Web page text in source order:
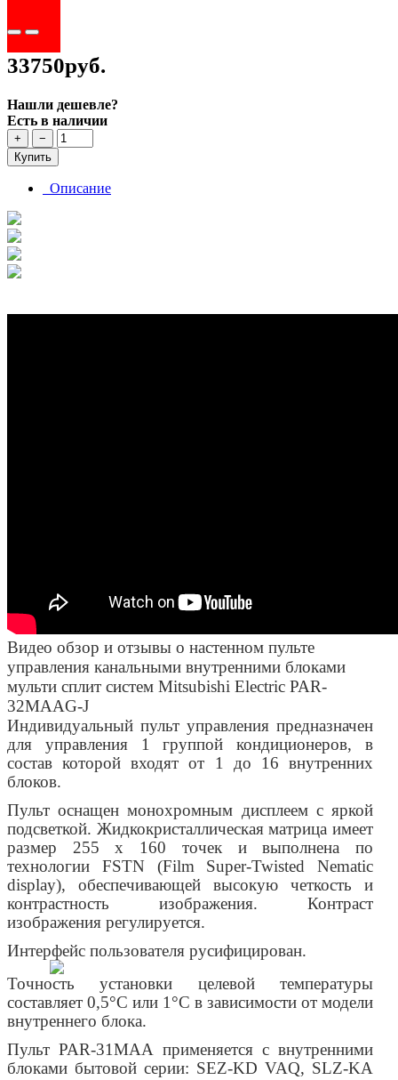
33750руб.
Нашли дешевле?
Есть в наличии
+
−
Купить
Описание
Видео обзор и отзывы о настенном пульте
управления канальными внутренними блоками
мульти сплит систем Mitsubishi Electric PAR-
32MAAG-J
Индивидуальный пульт управления предназначен
для управления 1 группой кондиционеров, в
состав которой входят от 1 до 16 внутренних
блоков.
Пульт оснащен монохромным дисплеем с яркой
подсветкой. Жидкокристаллическая матрица имеет
размер 255 х 160 точек и выполнена по
технологии FSTN (Film Super-Twisted Nematic
display), обеспечивающей высокую четкость и
контрастность изображения. Контраст
изображения регулируется.
Интерфейс пользователя русифицирован.
Точность установки целевой температуры
составляет 0,5°С или 1°С в зависимости от модели
внутреннего блока.
Пульт PAR-31MAA применяется с внутренними
блоками бытовой серии: SEZ-KD VAQ, SLZ-KA